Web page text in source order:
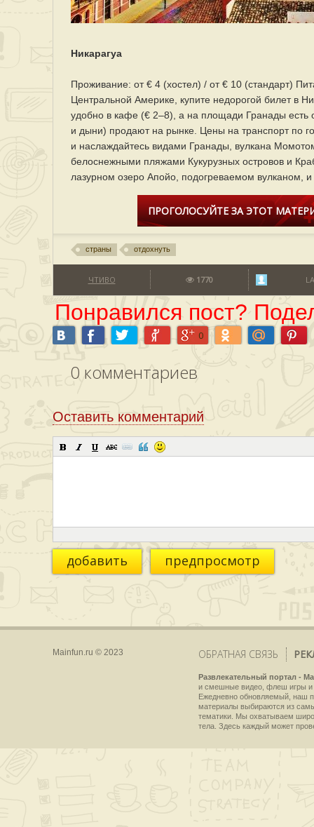
Никарагуа
Проживание: от € 4 (хостел) / от € 10 (стандарт)
Центральной Америке, купите недорогой билет в
удобно в кафе (€ 2–8), а на площади Гранады
и дыни) продают на рынке. Цены на транспорт по
и наслаждайтесь видами Гранады, вулкана
белоснежными пляжами Кукурузных островов и
лазурном озеро Апойо, подогреваемом вулканом,
ПРОГОЛОСУЙТЕ ЗА ЭТОТ
страны отдохнуть
ЧТИВО 1770
Понравился пост?
0
0 комментариев
Оставить комментарий
добавить предпросмотр
Mainfun.ru © 2023 ОБРАТНАЯ СВЯЗЬ
Развлекательный портал -
и смешные видео, флеш игры и
Ежедневно обновляемый, наш
материалы выбираются из
тематики. Мы охватываем
тела. Здесь каждый может